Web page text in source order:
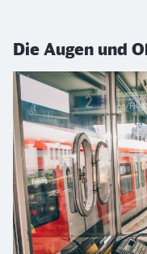
Die Augen und